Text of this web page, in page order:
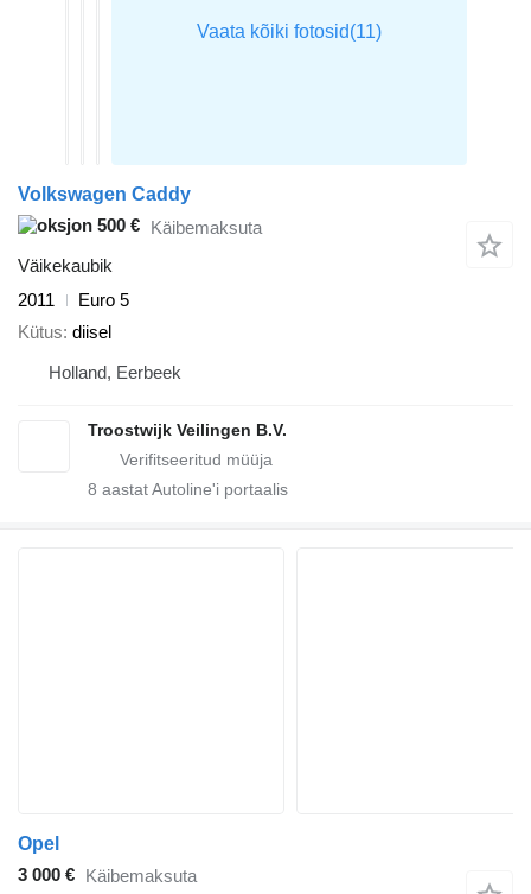
Volkswagen Caddy
500 € Käibemaksuta
Väikekaubik
2011
Euro 5
Kütus diisel
Holland, Eerbeek
Troostwijk Veilingen B.V.
8 aastat Autoline'i portaalis
Opel
3 000 € Käibemaksuta